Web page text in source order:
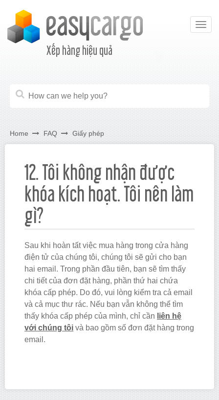
Xếp hàng hiệu quả
Home FAQ Giấy phép
12. Tôi không nhận được
khóa kích hoạt. Tôi nên làm
gì?
Sau khi hoàn tất việc mua hàng trong cửa hàng
điện tử của chúng tôi, chúng tôi sẽ gửi cho bạn
hai email. Trong phần đầu tiên, bạn sẽ tìm thấy
chi tiết của đơn đặt hàng, phần thứ hai chứa
khóa cấp phép. Do đó, vui lòng kiểm tra cả email
và cả mục thư rác. Nếu bạn vẫn không thể tìm
thấy khóa cấp phép của mình, chỉ cần liên hệ
với chúng tôi và bao gồm số đơn đặt hàng trong
email.